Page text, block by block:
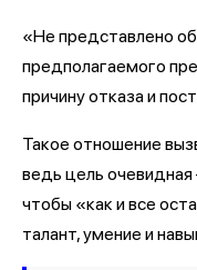
«Не представлено
предполагаемого
причину отказа и
Такое отношение
ведь цель
чтобы «как и все
талант, умение и